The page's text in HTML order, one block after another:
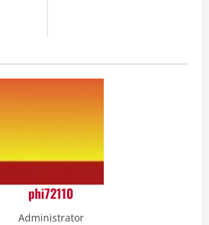
phi72110
Administrator